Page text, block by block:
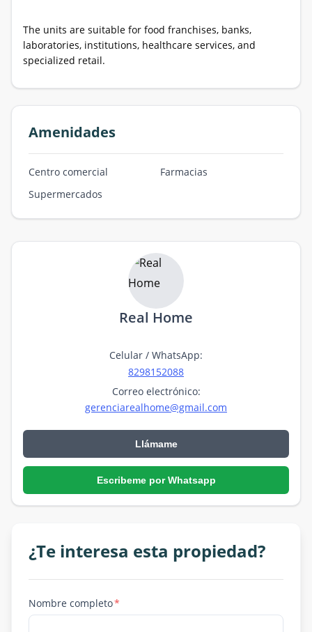
The units are suitable for food franchises, banks,
laboratories, institutions, healthcare services, and
specialized retail.
Amenidades
Centro comercial
Farmacias
Supermercados
Real Home
Celular / WhatsApp:
8298152088
Correo electrónico:
gerenciarealhome@gmail.com
Llámame
Escribeme por Whatsapp
¿Te interesa esta propiedad?
Nombre completo*